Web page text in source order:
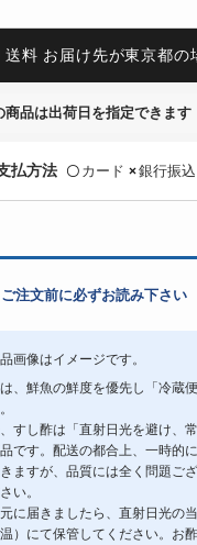
送料 お届け先が東京都の
商品は出荷日を指定できます
払方法 〇 カード ×銀行振込
ご注文前に必ずお読み下さい
画像はイメージです。
、鮮魚の鮮度を優先し「冷蔵
すし酢は「直射日光を避け、
です。配送の都合上、一時的
ますが、品質には全く問題ご
い。
に届きましたら、直射日光の
温）にて保管してください。お